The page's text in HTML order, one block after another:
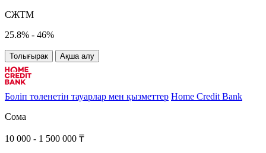
СЖТМ
25.8% - 46%
Толығырак Ақша алу
Бөліп төленетін тауарлар мен қызметтер Home Credit Bank
Сома
10 000 - 1 500 000 ₸